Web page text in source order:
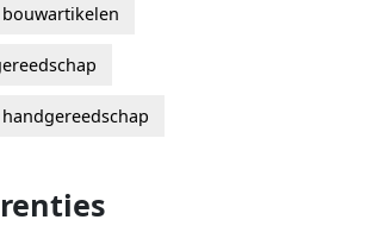
bouwartikelen